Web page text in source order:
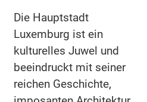
Die Hauptstadt
Luxemburg ist ein
kulturelles Juwel und
beeindruckt mit seiner
reichen Geschichte,